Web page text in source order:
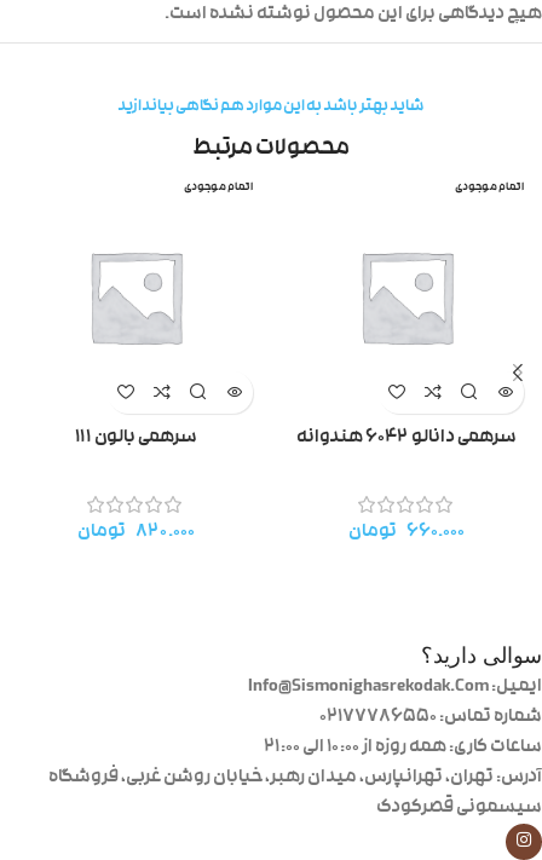
هیچ دیدگاهی برای این محصول نوشته نشده است.
شاید بهتر باشد به این موارد هم نگاهی بیاندازید
محصولات مرتبط
اتمام موجودی
سرهمی دانالو ۶۰۴۲ هندوانه
۶۶۰.۰۰۰ تومان
اتمام موجودی
سرهمی بالون ۱۱۱
۸۲۰.۰۰۰ تومان
سوالی دارید؟
ایمیل: Info@Sismonighasrekodak.Com
شماره تماس: 02177786550
ساعات کاری: همه روزه از ۱۰:۰۰ الی ۲۱:۰۰
آدرس: تهران، تهرانپارس، میدان رهبر، خیابان روشن غربی، فروشگاه
سیسمونی قصرکودک